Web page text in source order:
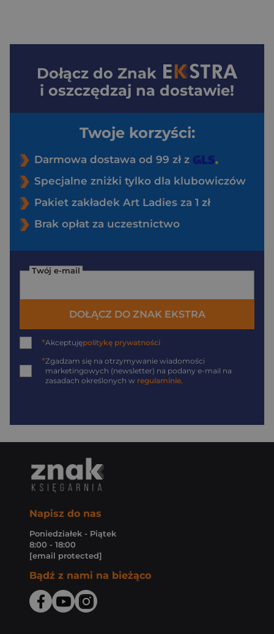
Dołącz do Znak
i oszczędzaj na dostawie!
Twoje korzyści:
Darmowa dostawa od 99 zł z
Specjalne zniżki tylko dla klubowiczów
Pakiet zakładek Art Ladies za 1 zł
Brak opłat za uczestnictwo
Twój e-mail
DOŁĄCZ DO ZNAK EKSTRA
*Akceptujępolitykę prywatności
*Zgadzam się na otrzymywanie wiadomości
marketingowych (newsletter) na podany e-mail na
zasadach określonych w regulaminie.
Napisz do nas
Poniedziałek - Piątek
8:00 - 18:00
[email protected]
Bądź z nami na bieżąco